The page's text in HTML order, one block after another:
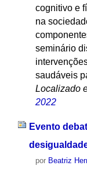
cognitivo e
na
seminário
saudáveis
Localizado
2022
Evento
por Beatriz